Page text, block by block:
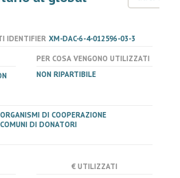
IDENTIFIER XM-DAC-6-4-012596-03-3
PER COSA VENGONO UTILIZZATI
NON RIPARTIBILE
DI COOPERAZIONE
DI DONATORI
€ UTILIZZATI